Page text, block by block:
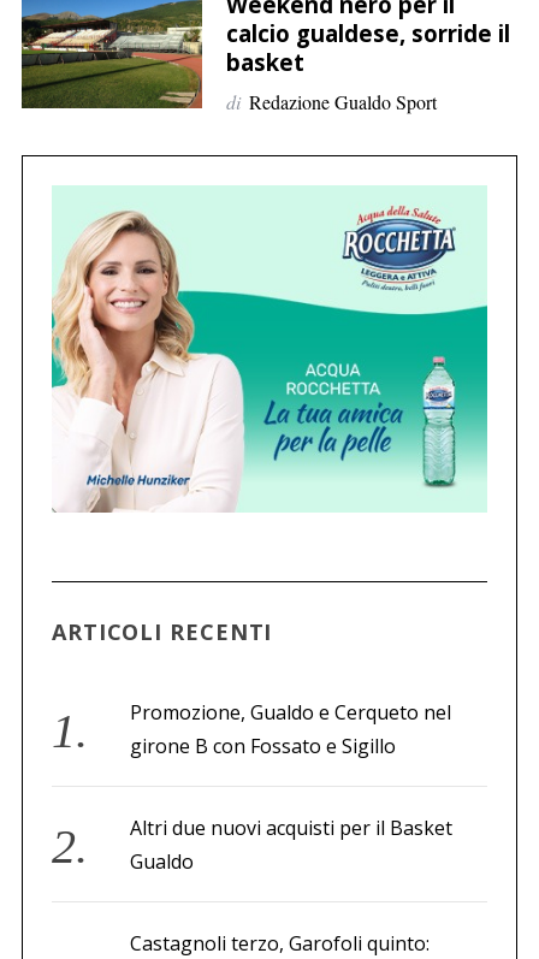
e
r
:
calcio gualdese, sorride il
basket
di Redazione Gualdo Sport
ARTICOLI RECENTI
Promozione, Gualdo e Cerqueto nel
girone B con Fossato e Sigillo
Altri due nuovi acquisti per il Basket
Gualdo
Castagnoli terzo, Garofoli quinto:
C
e
r
e
r